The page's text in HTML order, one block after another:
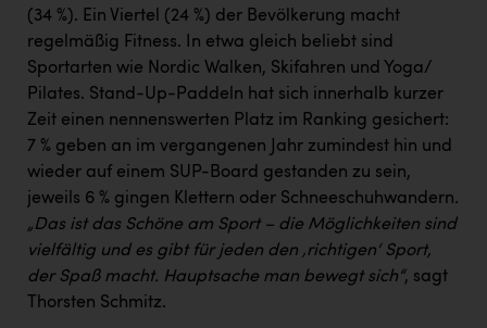
(34 %). Ein Viertel (24 %) der Bevölkerung macht
regelmäßig Fitness. In etwa gleich beliebt sind
Sportarten wie Nordic Walken, Skifahren und Yoga/
Pilates. Stand-Up-Paddeln hat sich innerhalb kurzer
Zeit einen nennenswerten Platz im Ranking gesichert:
7 % geben an im vergangenen Jahr zumindest hin und
wieder auf einem SUP-Board gestanden zu sein,
jeweils 6 % gingen Klettern oder Schneeschuhwandern.
„Das ist das Schöne am Sport – die Möglichkeiten sind
vielfältig und es gibt für jeden den ‚richtigen‘ Sport,
der Spaß macht. Hauptsache man bewegt sich“, sagt
Thorsten Schmitz.